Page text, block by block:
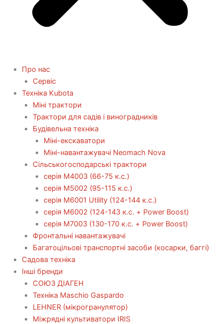
Про нас
Сервіс
Технiка Kubota
Міні трактори
Трактори для садів і виноградників
Будівельна техніка
Міні-екскаватори
Міні-навантажувачі Neomach Nova
Сільськогосподарські трактори
серія М4003 (66-75 к.с.)
серія М5002 (95-115 к.с.)
серія M6001 Utility (124-144 к.с.)
серія М6002 (124-143 к.с. + Power Boost)
серія М7003 (130-170 к.с. + Power Boost)
Фронтальні навантажувачі
Багатоцільові транспортні засоби (косарки, баггі)
Садова техніка
Інші бренди
СОЮЗ ДІАГЕН
Техніка Maschio Gaspardo
LEHNER (мікрогранулятор)
Міжрядні культиватори IRIS